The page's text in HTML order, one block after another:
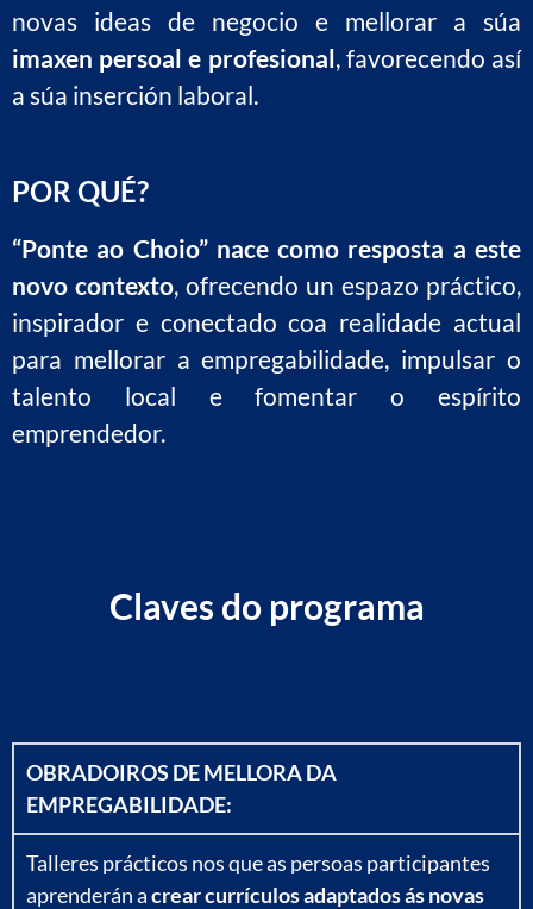
novas ideas de negocio e mellorar a súa
imaxen persoal e profesional, favorecendo así
a súa inserción laboral.
POR QUÉ?
“Ponte ao Choio” nace como resposta a este
novo contexto, ofrecendo un espazo práctico,
inspirador e conectado coa realidade actual
para mellorar a empregabilidade, impulsar o
talento local e fomentar o espírito
emprendedor.
Claves do programa
OBRADOIROS DE MELLORA DA
EMPREGABILIDADE:
Talleres prácticos nos que as persoas participantes
aprenderán acrear currículos adaptados ás novas